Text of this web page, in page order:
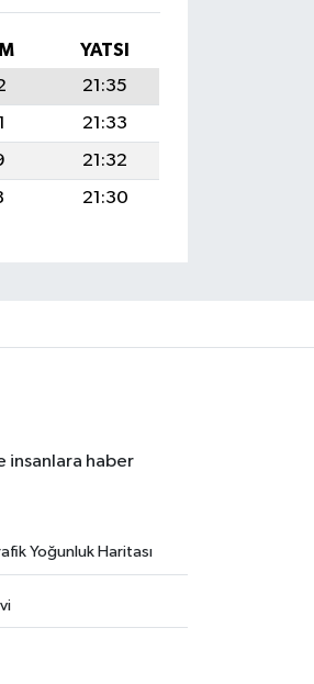
YATSI
21:35
21:33
21:32
21:30
insanlara haber
Yoğunluk Haritası